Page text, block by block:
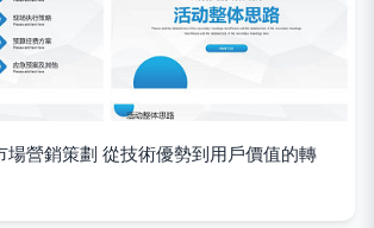
場營銷策劃 從技術優勢到用戶價值的轉